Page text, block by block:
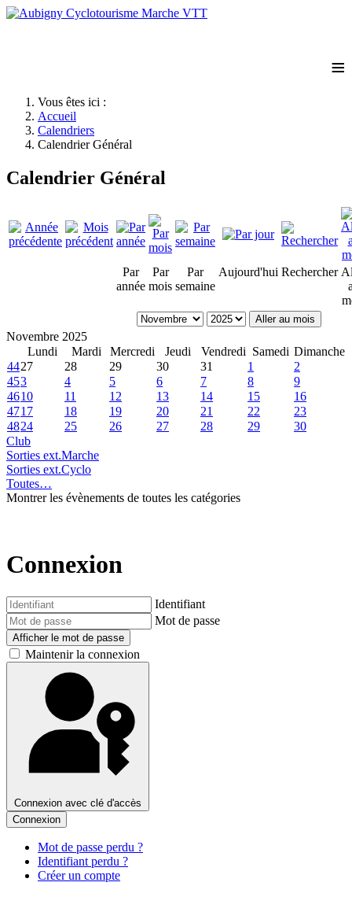
≡
Vous êtes ici :
Accueil
Calendriers
Calendrier Général
Calendrier Général
Par
année
Par
mois
Par
semaine
Aujourd'hui Rechercher
Aller au mois
Novembre 2025
Lundi
Mardi Mercredi Jeudi Vendredi Samedi Dimanche
4427 28 29 30 31 1
2
453 4 5 6 7 8
9
4610 11 12 13 14 15
16
4717 18 19 20 21 22
23
4824 25 26 27 28 29
30
Club
Sorties ext.Marche
Sorties ext.Cyclo
Toutes…
Montrer les évènements de toutes les catégories
Connexion
Identifiant
Mot de passe
Afficher le mot de passe
Maintenir la connexion
Connexion avec clé d'accès
Connexion
Mot de passe perdu ?
Identifiant perdu ?
Créer un compte